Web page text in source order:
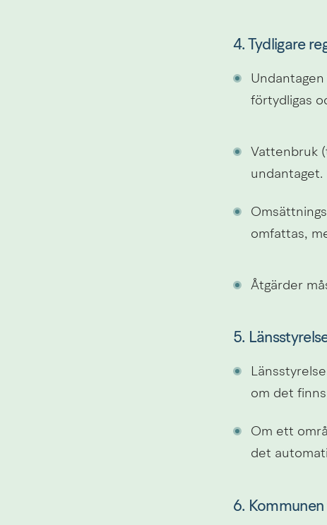
4. Tydligare
förtydligas
Vattenbruk
undantaget.
omfattas,
Åtgärder
5.
om det finns
Om ett
det
6.